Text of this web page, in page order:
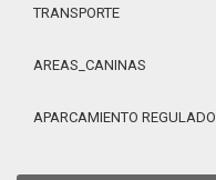
TRANSPORTE
AREAS_CANINAS
APARCAMIENTO REGULADO